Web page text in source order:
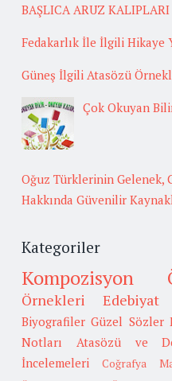
BAŞLICA ARUZ KALIPLARI
Fedakarlık İle İlgili Hikaye
Güneş İlgili Atasözü
Çok Okuyan
Oğuz Türklerinin Gelenek,
Hakkında Güvenilir
Kategoriler
Kompozisyon
Örnekleri
Edebiyat
Biyografiler Güzel Sözler
Notları
Atasözü ve
İncelemeleri
Coğrafya